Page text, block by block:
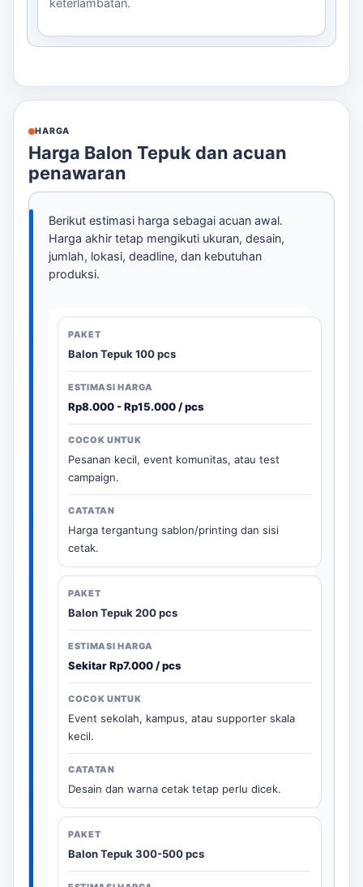
keterlambatan.
HARGA
Harga Balon Tepuk dan acuan
penawaran
Berikut estimasi harga sebagai acuan awal.
Harga akhir tetap mengikuti ukuran, desain,
jumlah, lokasi, deadline, dan kebutuhan
produksi.
Balon Tepuk 100 pcs
Rp8.000 - Rp15.000 / pcs
Pesanan kecil, event komunitas, atau test
campaign.
Harga tergantung sablon/printing dan sisi
cetak.
Balon Tepuk 200 pcs
Sekitar Rp7.000 / pcs
Event sekolah, kampus, atau supporter skala
kecil.
Desain dan warna cetak tetap perlu dicek.
Balon Tepuk 300-500 pcs